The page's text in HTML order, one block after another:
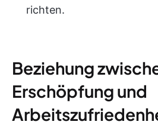
richten.
Beziehung
Erschöpfung und